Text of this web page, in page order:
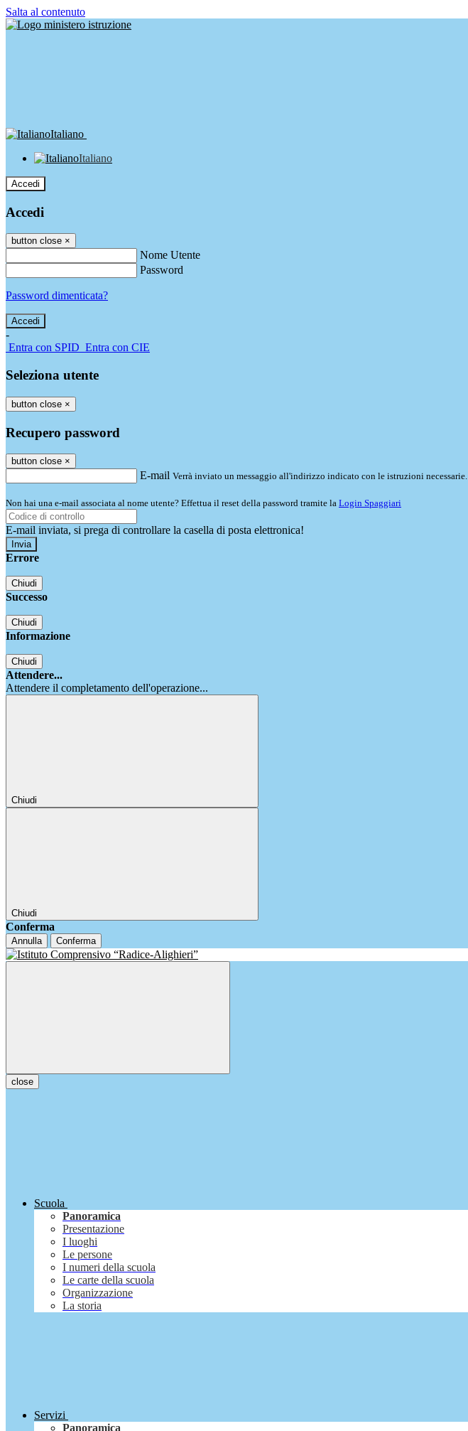
Salta al contenuto
Italiano
Italiano
Accedi
Accedi
button close ×
Nome Utente
Password
Password dimenticata?
-
Entra con SPID Entra con CIE
Seleziona utente
button close ×
Recupero password
button close ×
E-mail Verrà inviato un messaggio all'indirizzo indicato con le istruzioni necessarie.
Non hai una e-mail associata al nome utente? Effettua il reset della password tramite la Login Spaggiari
E-mail inviata, si prega di controllare la casella di posta elettronica!
Errore
Chiudi
Successo
Chiudi
Informazione
Chiudi
Attendere...
Attendere il completamento dell'operazione...
Chiudi
Chiudi
Conferma
Annulla Conferma
close
Scuola
Panoramica
Presentazione
I luoghi
Le persone
I numeri della scuola
Le carte della scuola
Organizzazione
La storia
Servizi
Panoramica